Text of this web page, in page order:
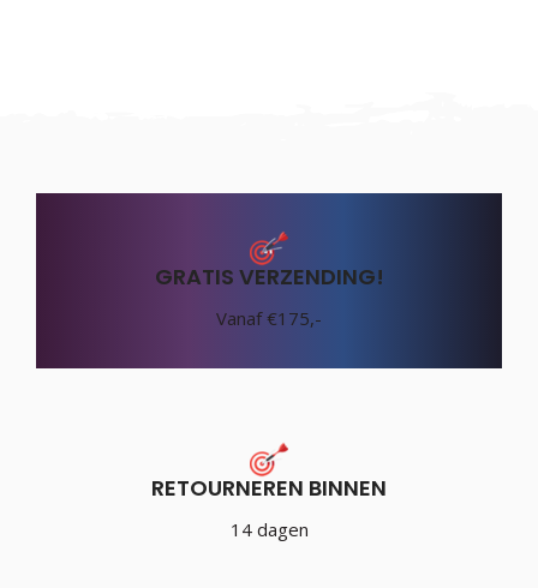
GRATIS VERZENDING!
Vanaf €175,-
RETOURNEREN BINNEN
14 dagen